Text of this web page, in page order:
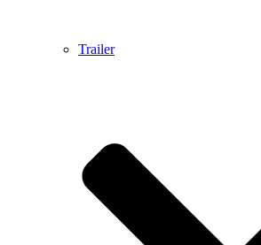
Trailer